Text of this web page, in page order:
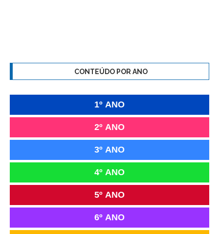
CONTEÚDO POR ANO
1º ANO
2º ANO
3º ANO
4º ANO
5º ANO
6º ANO